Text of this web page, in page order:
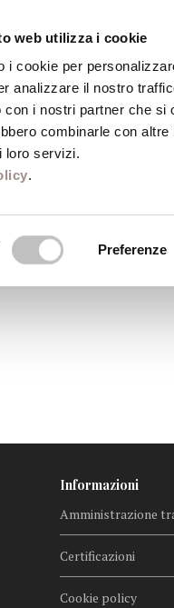
web utilizza i cookie
i cookie per
analizzare il nostro
con i nostri partner che si
combinarle con
loro servizi.
.
Preferenze
Biblioteca
della Scuola
2003
Informazioni
Amministrazione
Certificazioni
Cookie policy